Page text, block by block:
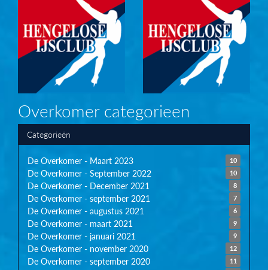
Overkomer categorieen
Categorieën
10
De Overkomer - Maart 2023
10
De Overkomer - September 2022
8
De Overkomer - December 2021
7
De Overkomer - september 2021
6
De Overkomer - augustus 2021
9
De Overkomer - maart 2021
9
De Overkomer - januari 2021
12
De Overkomer - november 2020
11
De Overkomer - september 2020